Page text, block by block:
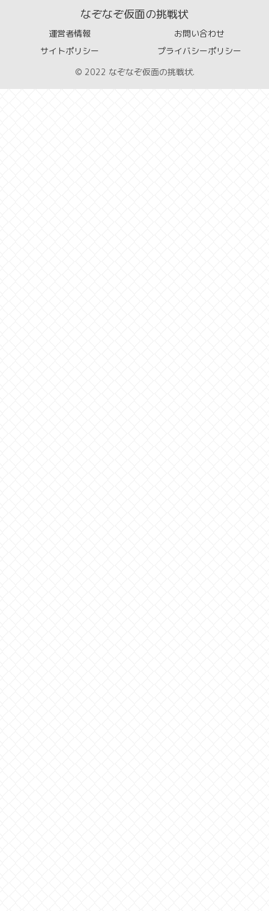
なぞなぞ仮面の挑戦状
運営者情報
お問い合わせ
サイトポリシー
プライバシーポリシー
© 2022 なぞなぞ仮面の挑戦状.